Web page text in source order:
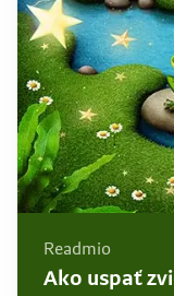
Readmio
Ako uspať